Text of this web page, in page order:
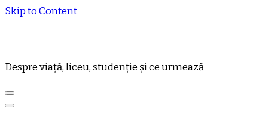
Skip to Content
Despre viață, liceu, studenție și ce urmează